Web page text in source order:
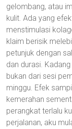
gelombang, atau
kulit. Ada yang
menstimulasi
klaim berisik
petunjuk dengan
dan durasi.
bukan dari sesi
minggu. Efek
kemerahan
perangkat terlalu
perjalanan, aku